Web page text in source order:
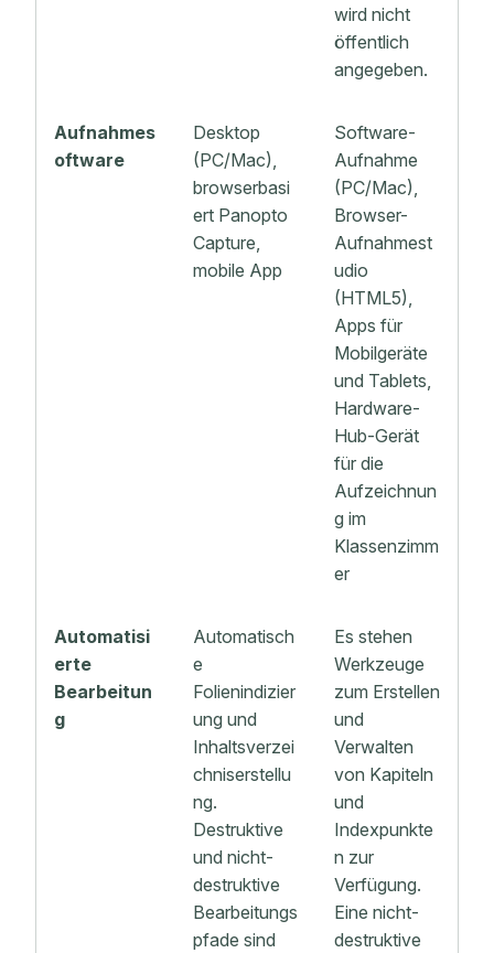
wird nicht
öffentlich
angegeben.
Aufnahmes
oftware
Desktop
(PC/Mac),
browserbasi
ert Panopto
Capture,
mobile App
Software-
Aufnahme
(PC/Mac),
Browser-
Aufnahmest
udio
(HTML5),
Apps für
Mobilgeräte
und Tablets,
Hardware-
Hub-Gerät
für die
Aufzeichnun
g im
Klassenzimm
er
Automatisi
erte
Bearbeitun
g
Automatisch
e
Folienindizier
ung und
Inhaltsverzei
chniserstellu
ng.
Destruktive
und nicht-
destruktive
Bearbeitungs
pfade sind
Es stehen
Werkzeuge
zum Erstellen
und
Verwalten
von Kapiteln
und
Indexpunkte
n zur
Verfügung.
Eine nicht-
destruktive